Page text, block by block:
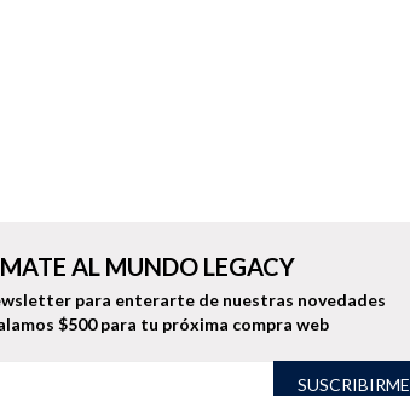
AL MUNDO LEGACY
para enterarte de nuestras novedades
$500 para tu próxima compra web
SUSCRIBIRME